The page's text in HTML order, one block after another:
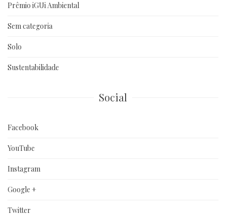
Prêmio iGUi Ambiental
Sem categoria
Solo
Sustentabilidade
Social
Facebook
YouTube
Instagram
Google +
Twitter